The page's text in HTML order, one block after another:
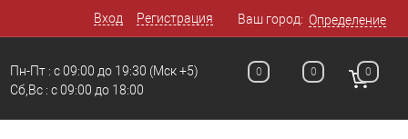
Вход Регистрация Ваш город: Определение
Пн-Пт : с 09:00 до 19:30
Сб,Вс : c 09:00 до 18:00
(Мск +5) 0 0 0